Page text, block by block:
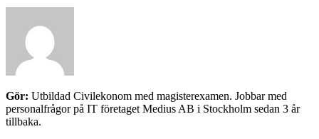
Gör: Utbildad Civilekonom med magisterexamen. Jobbar med
personalfrågor på IT företaget Medius AB i Stockholm sedan 3 år
tillbaka.